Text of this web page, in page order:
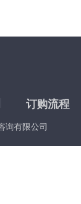
订购流程
有限公司